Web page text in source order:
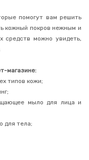
помогут вам решить
кожный покров нежным и
средств можно увидеть,
магазине:
типов кожи;
мыло для лица и
для тела;